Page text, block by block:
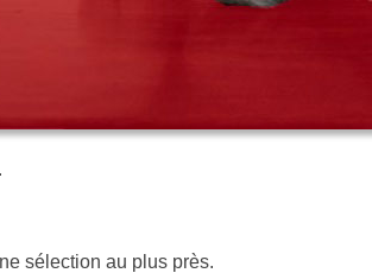
.
sélection au plus près.